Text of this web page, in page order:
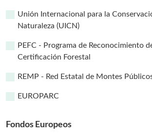
Unión Internacional para la
Naturaleza (UICN)
PEFC - Programa de Reconocimiento
Certificación Forestal
REMP - Red Estatal de Montes
EUROPARC
Fondos Europeos